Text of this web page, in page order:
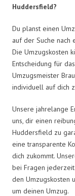
Huddersfield?
Du planst einen
auf der Suche nach
Die Umzugskosten
Entscheidung für
Umzugsmeister
individuell auf dich
Unsere jahrelange
uns, dir einen
Huddersfield zu
eine transparente
dich zukommt.
bei Fragen
den Umzugskosten
um deinen Umzug.